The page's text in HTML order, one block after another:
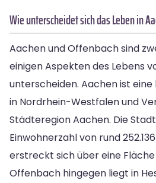
Wie unterscheidet sich das Leben in
Aachen und Offenbach sind
einigen Aspekten des Lebens
unterscheiden. Aachen ist
in Nordrhein-Westfalen und
Städteregion Aachen. Die
Einwohnerzahl von rund
erstreckt sich über eine Fläche
Offenbach hingegen liegt in